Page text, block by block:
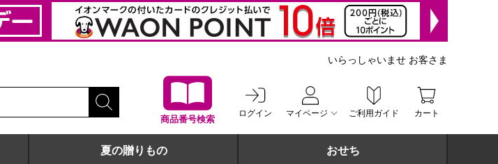
商品番号検索
ログイン マイページ ご利用ガイド カート
いらっしゃいませ お客さま
夏の贈りもの おせち